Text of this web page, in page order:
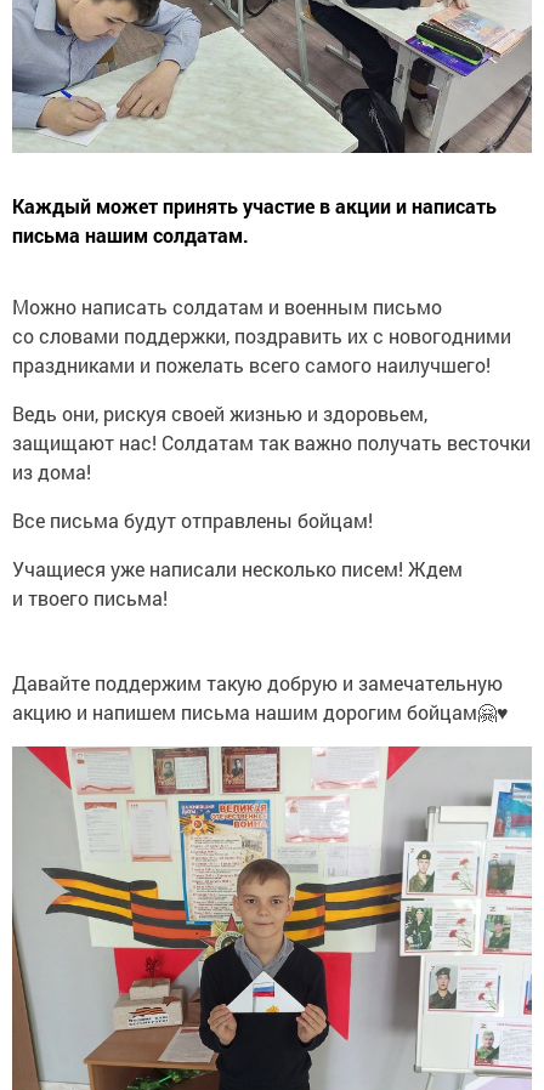
Каждый может принять участие в акции и написать
письма нашим солдатам.
Можно написать солдатам и военным письмо
со словами поддержки, поздравить их с новогодними
праздниками и пожелать всего самого наилучшего!
Ведь они, рискуя своей жизнью и здоровьем,
защищают нас! Солдатам так важно получать весточки
из дома!
Все письма будут отправлены бойцам!
Учащиеся уже написали несколько писем! Ждем
и твоего письма!
Давайте поддержим такую добрую и замечательную
акцию и напишем письма нашим дорогим бойцам🤗♥